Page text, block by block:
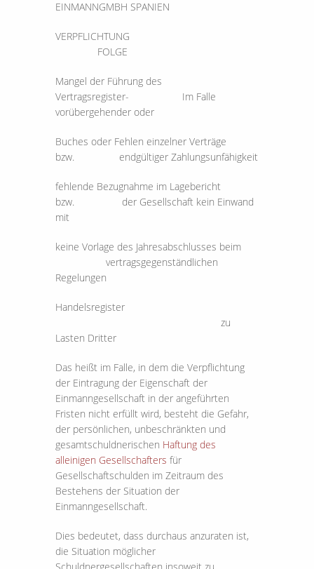
EINMANNGMBH SPANIEN
VERPFLICHTUNG
FOLGE
Mangel der Führung des
Vertragsregister- Im Falle
vorübergehender oder
Buches oder Fehlen einzelner Verträge
bzw. endgültiger Zahlungsunfähigkeit
fehlende Bezugnahme im Lagebericht
bzw. der Gesellschaft kein Einwand
mit
keine Vorlage des Jahresabschlusses beim
vertragsgegenständlichen
Regelungen
Handelsregister
zu
Lasten Dritter
Das heißt im Falle, in dem die Verpflichtung
der Eintragung der Eigenschaft der
Einmanngesellschaft in der angeführten
Fristen nicht erfüllt wird, besteht die Gefahr,
der persönlichen, unbeschränkten und
gesamtschuldnerischen Haftung des
alleinigen Gesellschafters für
Gesellschaftschulden im Zeitraum des
Bestehens der Situation der
Einmanngesellschaft.
Dies bedeutet, dass durchaus anzuraten ist,
die Situation möglicher